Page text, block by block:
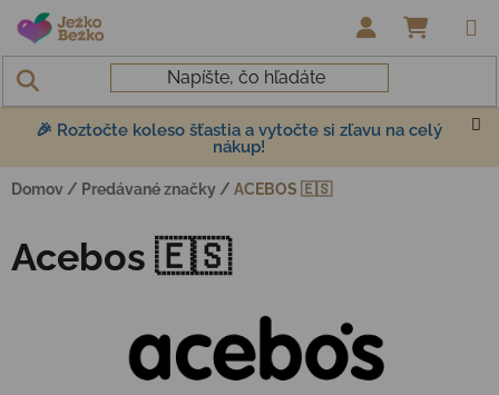
Prejsť na obsah
🎉 Roztočte koleso šťastia a vytočte si zľavu na celý
nákup!
Domov / Predávané značky / ACEBOS 🇪🇸
Acebos 🇪🇸